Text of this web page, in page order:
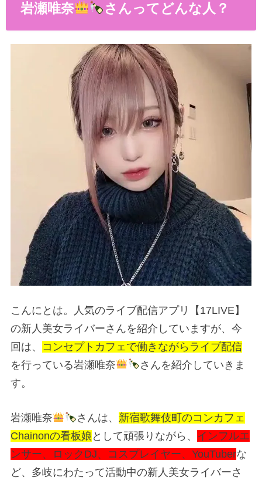
岩瀬唯奈 さんってどんな人？
こんにとは。人気のライブ配信アプリ【17LIVE】
の新人美女ライバーさんを紹介していますが、今
回は、 コンセプトカフェで働きながらライブ配信
を行っている岩瀬唯奈
さんを紹介していきま
す。
岩瀬唯奈 さんは、 新宿歌舞伎町のコンカフェ
Chainonの看板娘 として頑張りながら、 インフルエ
ンサー、ロックDJ、コスプレイヤー、YouTuberな
ど、多岐にわたって活動中の新人美女ライバーさ